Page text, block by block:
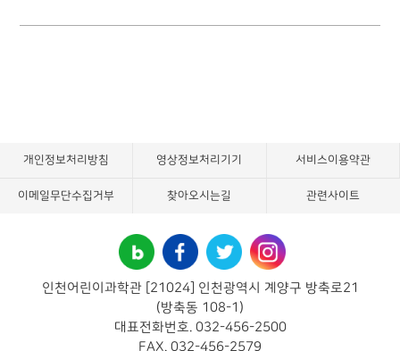
개인정보처리방침 영상정보처리기기 서비스이용약관
이메일무단수집거부 찾아오시는길 관련사이트
인천어린이과학관 [21024] 인천광역시 계양구 방축로21
(방축동 108-1)
대표전화번호. 032-456-2500
FAX. 032-456-2579